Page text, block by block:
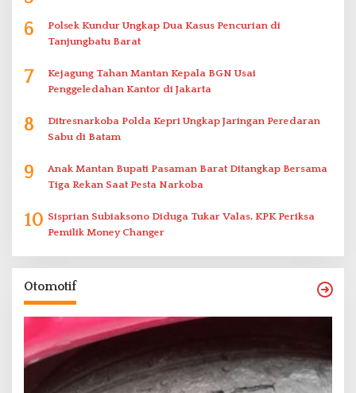
6
Polsek Kundur Ungkap Dua Kasus Pencurian di
Tanjungbatu Barat
7
Kejagung Tahan Mantan Kepala BGN Usai
Penggeledahan Kantor di Jakarta
8
Ditresnarkoba Polda Kepri Ungkap Jaringan Peredaran
Sabu di Batam
9
Anak Mantan Bupati Pasaman Barat Ditangkap Bersama
Tiga Rekan Saat Pesta Narkoba
10 Sisprian Subiaksono Diduga Tukar Valas, KPK Periksa
Pemilik Money Changer
Otomotif